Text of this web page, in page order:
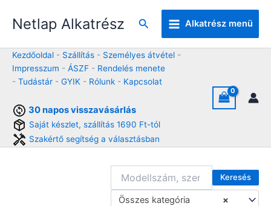
Netlap Alkatrész Keresés Alkatrész menü
Kezdőoldal - Szállítás - Személyes átvétel -
Impresszum - ÁSZF - Rendelés menete
- Tudástár - GYIK - Rólunk - Kapcsolat
30 napos visszavásárlás
Saját készlet, szállítás 1690 Ft-tól
Szakértő segítség a választásban
Keresés
×
Összes kategória